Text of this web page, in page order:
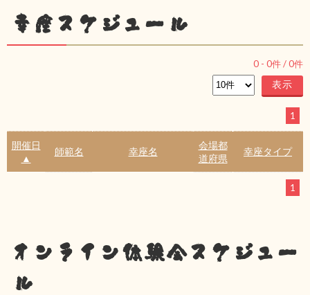
幸座スケジュール
0 - 0件 /0件
1
開催日
▲
師範名 幸座名
会場都
道府県
幸座タイプ
1
オンライン体験会スケジュー
ル